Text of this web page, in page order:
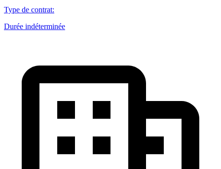
Type de contrat:
Durée indéterminée